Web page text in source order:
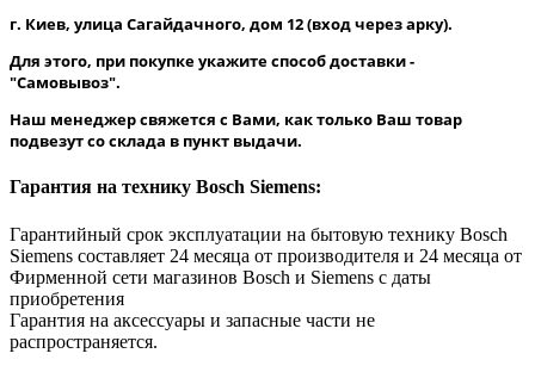
г. Киев, улица Сагайдачного, дом 12 (вход через арку).
Для этого, при покупке укажите способ доставки -
"Самовывоз".
Наш менеджер свяжется с Вами, как только Ваш товар
подвезут со склада в пункт выдачи.
Гарантия на технику Bosch Siemens:
Гарантийный срок эксплуатации на бытовую технику Bosch
Siemens составляет 24 месяца от производителя и 24 месяца от
Фирменной сети магазинов Bosch и Siemens с даты
приобретения
Гарантия на аксессуары и запасные части не
распространяется.